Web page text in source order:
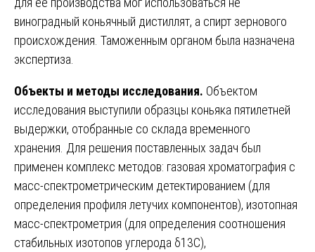
виноградный коньячный дистиллят, а спирт зернового
происхождения. Таможенным органом была назначена
экспертиза.
Объекты и методы исследования. Объектом
исследования выступили образцы коньяка пятилетней
выдержки, отобранные со склада временного
хранения. Для решения поставленных задач был
применен комплекс методов: газовая хроматография с
масс-спектрометрическим детектированием (для
определения профиля летучих компонентов), изотопная
масс-спектрометрия (для определения соотношения
стабильных изотопов углерода δ13С),